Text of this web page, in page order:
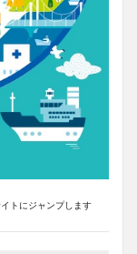
トにジャンプします